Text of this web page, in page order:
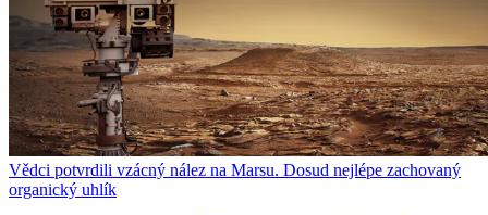
Vědci potvrdili vzácný nález na Marsu. Dosud nejlépe zachovaný
organický uhlík